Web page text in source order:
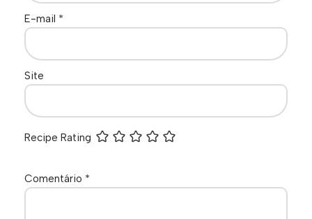
E-mail *
Site
Recipe Rating
Comentário *